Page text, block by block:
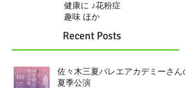
健康に ♪花粉症
趣味 ほか
Recent Posts
佐々木三夏バレエアカデミーさんの
夏季公演